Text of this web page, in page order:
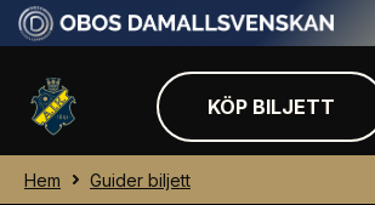
KÖP BILJETT
Hem Guider biljett